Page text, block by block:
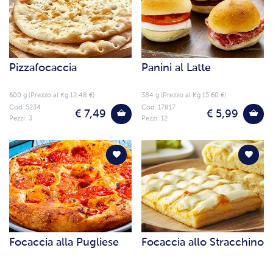
Pizzafocaccia
600 g (Prezzo al Kg 12.48 €)
€ 7,49
Cod. 5234
Pezzi: 3
Panini al Latte
384 g (Prezzo al Kg 15.60 €)
€ 5,99
Cod. 17817
Pezzi: 12
Focaccia alla Pugliese Focaccia allo Stracchino